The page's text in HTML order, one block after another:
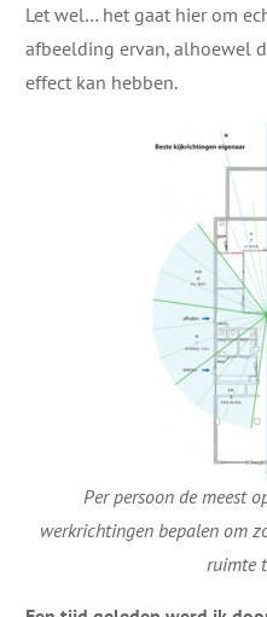
Let wel… het gaat hier om
afbeelding ervan, alhoewel
effect kan hebben.
Per persoon de meest
werkrichtingen bepalen om
ruimte